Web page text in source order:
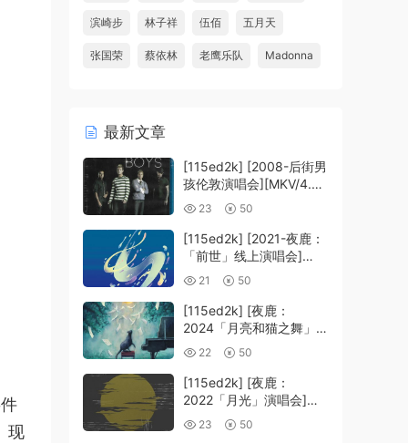
现
滨崎步 林子祥 伍佰 五月天
张国荣 蔡依林 老鹰乐队 Madonna
最新文章
[115ed2k] [2008-后街男
孩伦敦演唱会][MKV/4.39
GiB][1080P]
23 50
[115ed2k] [2021-夜鹿：
「前世」线上演唱会]
[MKV/12.83 GiB]
[1080p.BluRay.FLAC2.0
.x264]
21 50
[115ed2k] [夜鹿：
2024「月亮和猫之舞」演
唱会][MKV/22.20 GiB]
[1080p.BluRay.FLAC2.0
.x264]
22 50
[115ed2k] [夜鹿：
2022「月光」演唱会]
[MKV/14.65 GiB]
[1080p.BluRay.FLAC2.0
23 50